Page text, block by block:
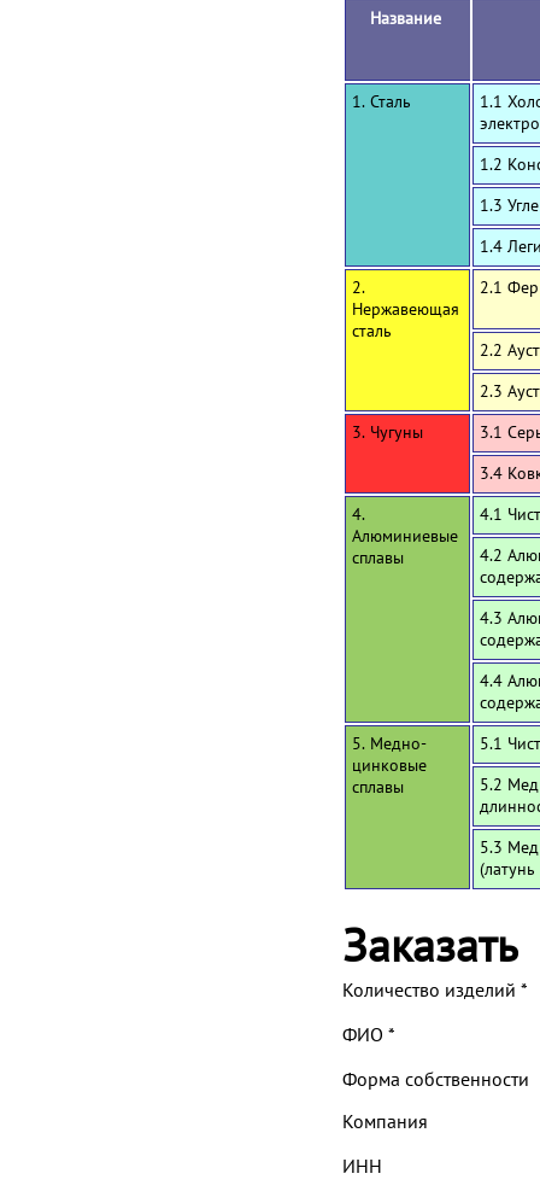
Название
1. Сталь
1.1
1.2
1.3
1.4
2.
Нержавеющая
сталь
2.1
2.2
2.3
3. Чугуны
3.1
3.4
4.
Алюминиевые
сплавы
4.1
4.2
4.3
4.4
5. Медно-
цинковые
сплавы
5.1
5.2
5.3
Заказать
Количество изделий *
ФИО *
Форма собственности
Компания
ИНН